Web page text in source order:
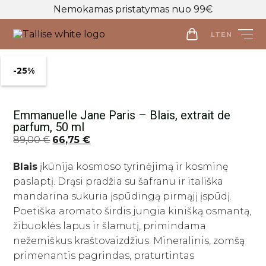
Nemokamas pristatymas nuo 99€
LT EN
Veido priežiūra
Visos priemonės
Veido prausikliai
Veido šveitikliai
Veido tonikai
Veido serumai
Veido ampulės
Veido kaukės
Kūno priežiūra
Visos priemonės
Kūno prausikliai, šveitikliai
Kūno kremai ir losjonai
Kūno purškikliai
Rankų kremai
Intymi priežiūra
Makiažo Priemonės
Visos priemonės
Makiažo bazės
Makiažo pagrindai ir maskuokliai
Birios ir presuotos pudros
Veido kontūravimui
Plaukų priežiūros priemonės
Visos priemonės
Galvos odos šveitikliai
Plaukų šampūnai
Apranga
Apranga
Palaidinės
Naujienos
-25%
Emmanuelle Jane Paris – Blais, extrait de
parfum, 50 ml
89,00€ Original
was:
89,00 €.
66,75€Current
is:
66,75 €.
Blais įkūnija kosmoso tyrinėjimą ir kosminę
paslaptį. Drąsi pradžia su šafranu ir itališka
mandarina sukuria įspūdingą pirmąjį įspūdį.
Poetiška aromato širdis jungia kinišką osmantą,
žibuoklės lapus ir šlamutį, primindama
nežemiškus kraštovaizdžius. Mineralinis, zomšą
primenantis pagrindas, praturtintas